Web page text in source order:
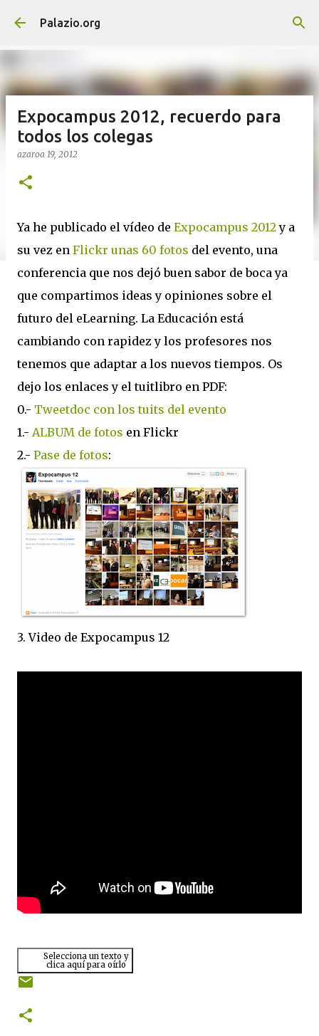
Saltatu eta joan eduki nagusira
Palazio.org
Expocampus 2012, recuerdo para
todos los colegas
azaroa 19, 2012
Ya he publicado el vídeo de Expocampus 2012y a
su vez en Flickr unas 60 fotos del evento, una
conferencia que nos dejó buen sabor de boca ya
que compartimos ideas y opiniones sobre el
futuro del eLearning. La Educación está
cambiando con rapidez y los profesores nos
tenemos que adaptar a los nuevos tiempos. Os
dejo los enlaces y el tuitlibro en PDF:
0.- Tweetdoc con los tuits del evento
1.- ALBUM de fotos en Flickr
2.- Pase de fotos:
3. Video de Expocampus 12
Selecciona un texto y
clica aquí para oírlo